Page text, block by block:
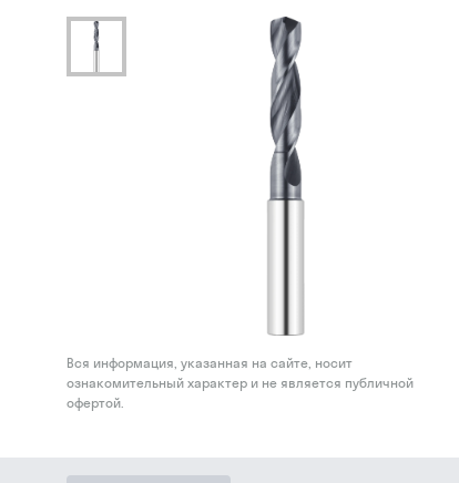
Вся информация, указанная на сайте, носит
ознакомительный характер и не является публичной
офертой.